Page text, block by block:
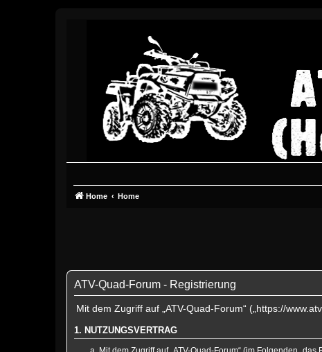
Home Home
ATV-Quad-Forum - Registrierung
Mit dem Zugriff auf „ATV-Quad-Forum“ („https://
1. NUTZUNGSVERTRAG